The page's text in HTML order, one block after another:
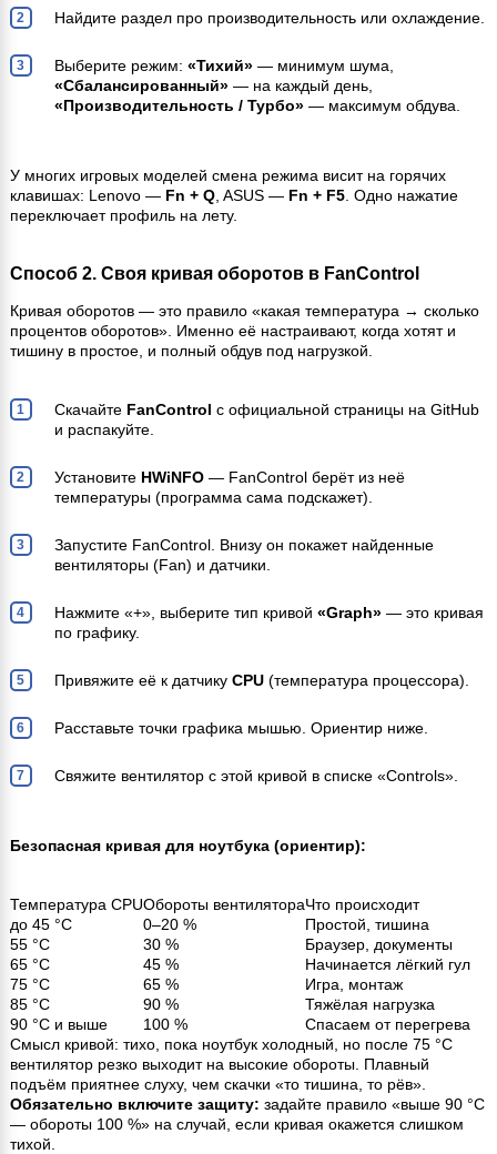
Найдите раздел про производительность или охлаждение.
Выберите режим: «Тихий»— минимум шума,
«Сбалансированный»— на каждый день,
«Производительность / Турбо»— максимум обдува.
У многих игровых моделей смена режима висит на горячих
клавишах: Lenovo — Fn + Q, ASUS — Fn + F5. Одно нажатие
переключает профиль на лету.
Способ 2. Своя кривая оборотов в FanControl
Кривая оборотов — это правило «какая температура → сколько
процентов оборотов». Именно её настраивают, когда хотят и
тишину в простое, и полный обдув под нагрузкой.
Скачайте FanControl с официальной страницы на GitHub
и распакуйте.
Установите HWiNFO— FanControl берёт из неё
температуры (программа сама подскажет).
Запустите FanControl. Внизу он покажет найденные
вентиляторы (Fan) и датчики.
Нажмите «+», выберите тип кривой «Graph»— это кривая
по графику.
Привяжите её к датчику CPU(температура процессора).
Расставьте точки графика мышью. Ориентир ниже.
Свяжите вентилятор с этой кривой в списке «Controls».
Безопасная кривая для ноутбука (ориентир):
Температура CPUОбороты вентилятораЧто происходит
до 45 °C
0–20 %
Простой, тишина
55 °C
30 %
Браузер, документы
65 °C
45 %
Начинается лёгкий гул
75 °C
65 %
Игра, монтаж
85 °C
90 %
Тяжёлая нагрузка
90 °C и выше
100 %
Спасаем от перегрева
Смысл кривой: тихо, пока ноутбук холодный, но после 75 °C
вентилятор резко выходит на высокие обороты. Плавный
подъём приятнее слуху, чем скачки «то тишина, то рёв».
Обязательно включите защиту: задайте правило «выше 90 °C
— обороты 100 %» на случай, если кривая окажется слишком
тихой.